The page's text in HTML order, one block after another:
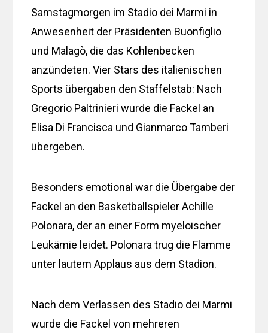
Samstagmorgen im Stadio dei Marmi in
Anwesenheit der Präsidenten Buonfiglio
und Malagò, die das Kohlenbecken
anzündeten. Vier Stars des italienischen
Sports übergaben den Staffelstab: Nach
Gregorio Paltrinieri wurde die Fackel an
Elisa Di Francisca und Gianmarco Tamberi
übergeben.
Besonders emotional war die Übergabe der
Fackel an den Basketballspieler Achille
Polonara, der an einer Form myeloischer
Leukämie leidet. Polonara trug die Flamme
unter lautem Applaus aus dem Stadion.
Nach dem Verlassen des Stadio dei Marmi
wurde die Fackel von mehreren